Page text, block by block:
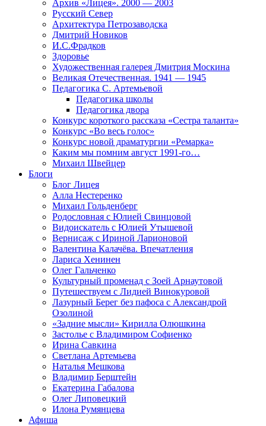
Архив «Лицея». 2000 — 2003
Русский Север
Архитектура Петрозаводска
Дмитрий Новиков
И.С.Фрадков
Здоровье
Художественная галерея Дмитрия Москина
Великая Отечественная. 1941 — 1945
Педагогика С. Артемьевой
Педагогика школы
Педагогика двора
Конкурс короткого рассказа «Сестра таланта»
Конкурс «Во весь голос»
Конкурс новой драматургии «Ремарка»
Каким мы помним август 1991-го…
Михаил Швейцер
Блоги
Блог Лицея
Алла Нестеренко
Михаил Гольденберг
Родословная с Юлией Свинцовой
Видоискатель с Юлией Утышевой
Вернисаж с Ириной Ларионовой
Валентина Калачёва. Впечатления
Лариса Хенинен
Олег Гальченко
Культурный променад с Зоей Арнаутовой
Путешествуем с Лидией Винокуровой
Лазурный Берег без пафоса с Александрой
Озолиной
«Задние мысли» Кирилла Олюшкина
Застолье с Владимиром Софиенко
Ирина Савкина
Светлана Артемьева
Наталья Мешкова
Владимир Берштейн
Екатерина Габалова
Олег Липовецкий
Илона Румянцева
Афиша